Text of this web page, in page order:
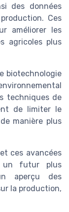
des données
Ces
améliorer les
agricoles plus
biotechnologie
techniques de
de limiter le
manière plus
ces avancées
un futur plus
aperçu des
la production,